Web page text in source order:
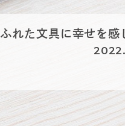
れた文具に幸せを感